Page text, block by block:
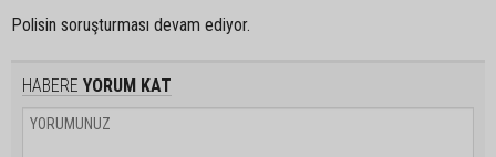
Polisin soruşturması devam ediyor.
HABERE YORUM KAT